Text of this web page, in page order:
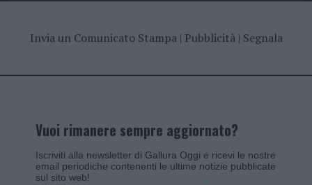
Invia un Comunicato Stampa| Pubblicità| Segnala
Vuoi rimanere sempre aggiornato?
Iscriviti alla newsletter di Gallura Oggi e ricevi le nostre
email periodiche contenenti le ultime notizie pubblicate
sul sito web!